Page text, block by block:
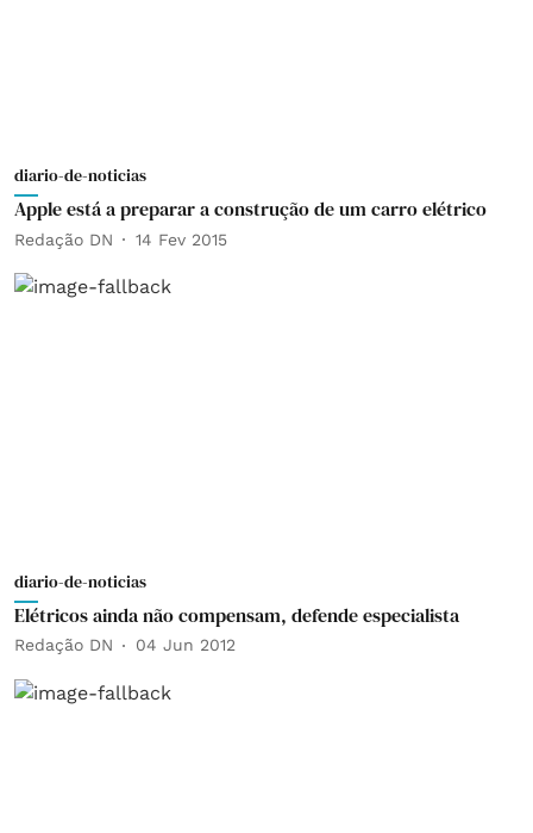
diario-de-noticias
Apple está a preparar a construção de um carro elétrico
Redação DN 14 Fev 2015
diario-de-noticias
Elétricos ainda não compensam, defende especialista
Redação DN 04 Jun 2012